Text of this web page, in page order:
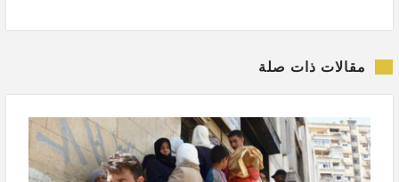
مقالات ذات صلة